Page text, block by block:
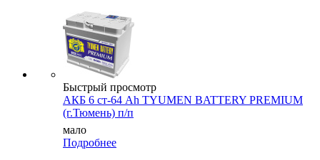
Быстрый просмотр
АКБ 6 ст-64 Ah TYUMEN BATTERY PREMIUM
(г.Тюмень) п/п
мало
Подробнее